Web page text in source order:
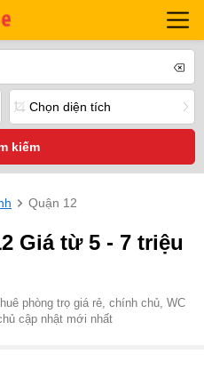
Chọn diện tích
kiếm
Quận 12
Giá từ 5 - 7 triệu
phòng trọ giá rẻ, chính chủ, WC
cập nhật mới nhất